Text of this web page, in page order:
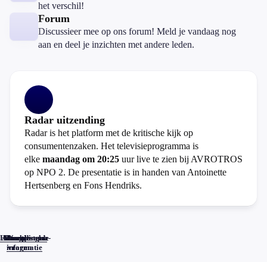
het verschil!
Forum
Discussieer mee op ons forum! Meld je vandaag nog
aan en deel je inzichten met andere leden.
Radar uitzending
Radar is het platform met de kritische kijk op
consumentenzaken. Het televisieprogramma is
elke maandag om 20:25 uur live te zien bij AVROTROS
op NPO 2. De presentatie is in handen van Antoinette
Hertsenberg en Fons Hendriks.
Home
Actueel
Uitzendingen
Reacties
Programma-
informatie
Veelgestelde
vragen